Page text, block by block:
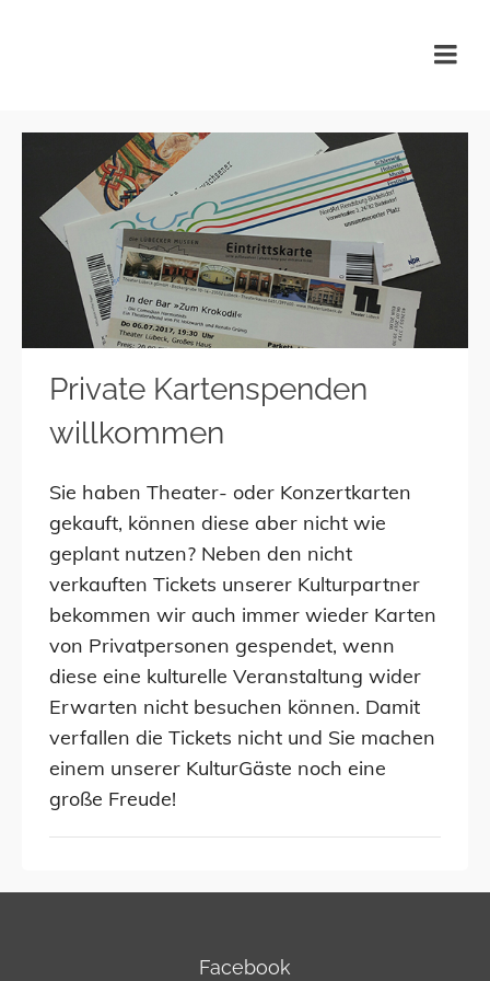
Private Kartenspenden
willkommen
Sie haben Theater- oder Konzertkarten
gekauft, können diese aber nicht wie
geplant nutzen? Neben den nicht
verkauften Tickets unserer Kulturpartner
bekommen wir auch immer wieder Karten
von Privatpersonen gespendet, wenn
diese eine kulturelle Veranstaltung wider
Erwarten nicht besuchen können. Damit
verfallen die Tickets nicht und Sie machen
einem unserer KulturGäste noch eine
große Freude!
Facebook